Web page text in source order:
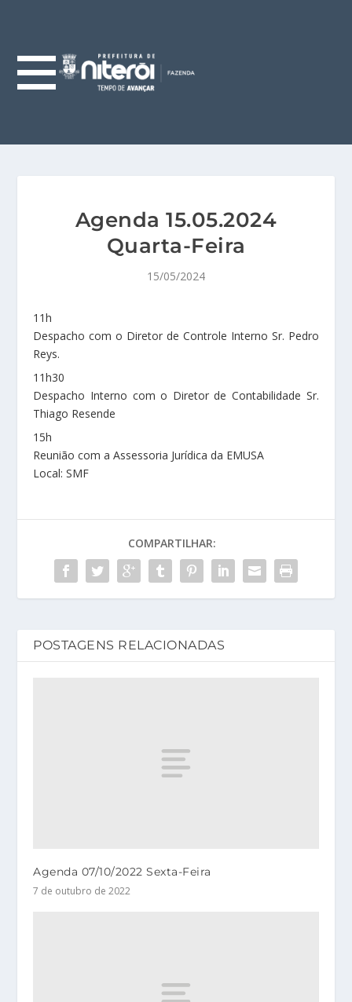
Agenda 15.05.2024
Quarta-Feira
15/05/2024
11h
Despacho com o Diretor de Controle Interno Sr. Pedro
Reys.
11h30
Despacho Interno com o Diretor de Contabilidade Sr.
Thiago Resende
15h
Reunião com a Assessoria Jurídica da EMUSA
Local: SMF
COMPARTILHAR:
POSTAGENS RELACIONADAS
Agenda 07/10/2022 Sexta-Feira
7 de outubro de 2022